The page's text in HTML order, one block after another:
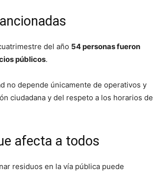
del año 54 personas fueron
públicos.
no depende únicamente de operativos y
ciudadana y del respeto a los horarios de
afecta a todos
residuos en la vía pública puede